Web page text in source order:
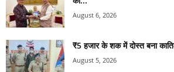
August 6, 2026
₹5 हजार के शक में दोस्त बना
August 5, 2026